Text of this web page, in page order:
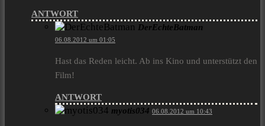
ANTWORT
DerEchteBatman
06.08.2012 um 01:05
Hast das Reden leicht. Ab ins Kino und unterstützt den
Film!
ANTWORT
myotis034 06.08.2012 um 10:43